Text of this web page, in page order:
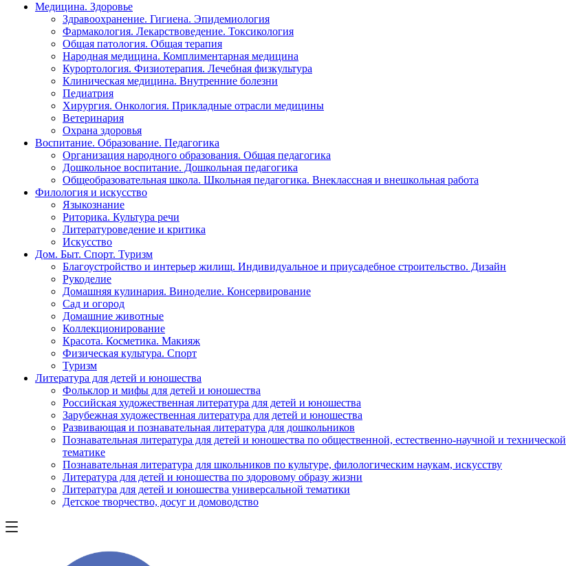
Медицина. Здоровье
Здравоохранение. Гигиена. Эпидемиология
Фармакология. Лекарствоведение. Токсикология
Общая патология. Общая терапия
Народная медицина. Комплиментарная медицина
Курортология. Физиотерапия. Лечебная физкультура
Клиническая медицина. Внутренние болезни
Педиатрия
Хирургия. Онкология. Прикладные отрасли медицины
Ветеринария
Охрана здоровья
Воспитание. Образование. Педагогика
Организация народного образования. Общая педагогика
Дошкольное воспитание. Дошкольная педагогика
Общеобразовательная школа. Школьная педагогика. Внеклассная и внешкольная работа
Филология и искусство
Языкознание
Риторика. Культура речи
Литературоведение и критика
Искусство
Дом. Быт. Спорт. Туризм
Благоустройство и интерьер жилищ. Индивидуальное и приусадебное строительство. Дизайн
Рукоделие
Домашняя кулинария. Виноделие. Консервирование
Сад и огород
Домашние животные
Коллекционирование
Красота. Косметика. Макияж
Физическая культура. Спорт
Туризм
Литература для детей и юношества
Фольклор и мифы для детей и юношества
Российская художественная литература для детей и юношества
Зарубежная художественная литература для детей и юношества
Развивающая и познавательная литература для дошкольников
Познавательная литература для детей и юношества по общественной, естественно-научной и технической
тематике
Познавательная литература для школьников по культуре, филологическим наукам, искусству
Литература для детей и юношества по здоровому образу жизни
Литература для детей и юношества универсальной тематики
Детское творчество, досуг и домоводство